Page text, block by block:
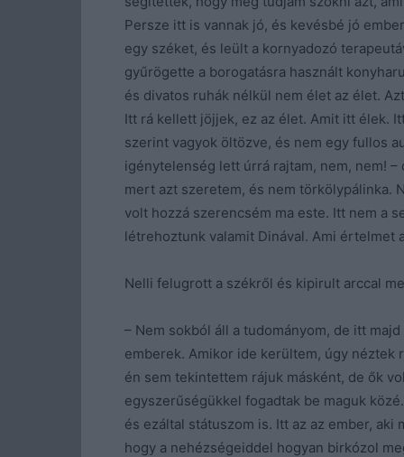
Persze itt is vannak jó, és kevésbé jó
egy széket, és leült a kornyadozó
gyűrögette a borogatásra használt
és divatos ruhák nélkül nem élet az élet.
Itt rá kellett jöjjek, ez az élet. Amit itt élek.
szerint vagyok öltözve, és nem egy fullos
igénytelenség lett úrrá rajtam, nem, nem!
mert azt szeretem, és nem törkölypálinka.
volt hozzá szerencsém ma este. Itt nem a
létrehoztunk valamit Dinával. Ami értelmet
Nelli felugrott a székről és kipirult arccal
– Nem sokból áll a tudományom, de itt
emberek. Amikor ide kerültem, úgy néztek
én sem tekintettem rájuk másként, de ők
egyszerűségükkel fogadtak be maguk
és ezáltal státuszom is. Itt az az ember,
hogy a nehézségeiddel hogyan birkózol